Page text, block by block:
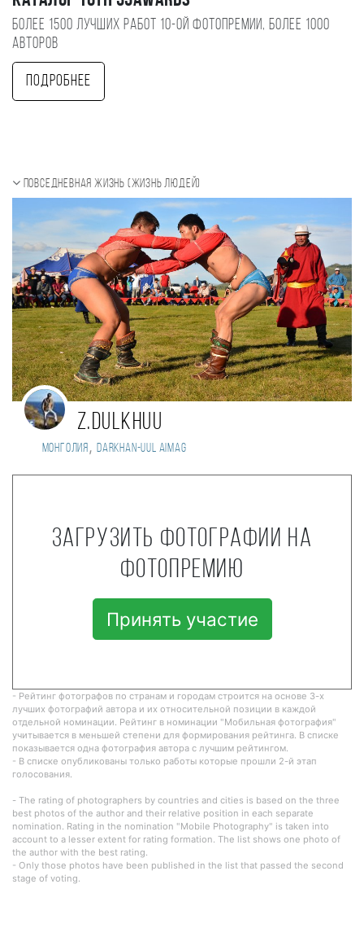
Более 1500 лучших работ 10-ой фотопремии, более 1000
авторов
Подробнее
Повседневная жизнь (Жизнь людей)
Z.Dulkhuu
Монголия , Darkhan-Uul aimag
Загрузить фотографии на
фотопремию
Принять участие
- Рейтинг фотографов по странам и городам строится на основе 3-х
лучших фотографий автора и их относительной позиции в каждой
отдельной номинации. Рейтинг в номинации "Мобильная фотография"
учитывается в меньшей степени для формирования рейтинга. В списке
показывается одна фотография автора с лучшим рейтингом.
- В списке опубликованы только работы которые прошли 2-й этап
голосования.
- The rating of photographers by countries and cities is based on the three
best photos of the author and their relative position in each separate
nomination. Rating in the nomination "Mobile Photography" is taken into
account to a lesser extent for rating formation. The list shows one photo of
the author with the best rating.
- Only those photos have been published in the list that passed the second
stage of voting.